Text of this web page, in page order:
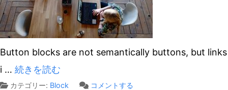
Button blocks are not semantically buttons, but links
i … 続きを読む
カテゴリー: Block コメントする